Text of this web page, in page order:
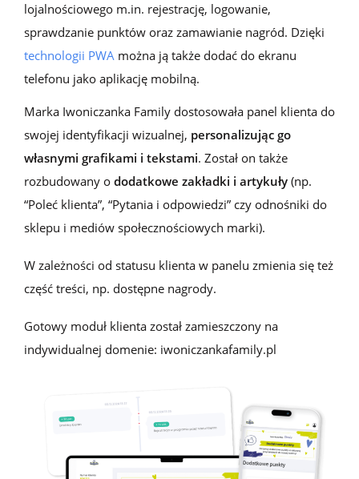
lojalnościowego m.in. rejestrację, logowanie,
sprawdzanie punktów oraz zamawianie nagród. Dzięki
technologii PWA można ją także dodać do ekranu
telefonu jako aplikację mobilną.
Marka Iwoniczanka Family dostosowała panel klienta do
swojej identyfikacji wizualnej, personalizując go
własnymi grafikami i tekstami. Został on także
rozbudowany o dodatkowe zakładki i artykuły (np.
“Poleć klienta”, “Pytania i odpowiedzi” czy odnośniki do
sklepu i mediów społecznościowych marki).
W zależności od statusu klienta w panelu zmienia się też
część treści, np. dostępne nagrody.
Gotowy moduł klienta został zamieszczony na
indywidualnej domenie: iwoniczankafamily.pl